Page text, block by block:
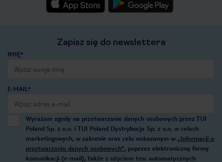
Zapisz się do newslettera
IMIĘ*
E-MAIL*
Wyrażam zgodę na przetwarzanie danych osobowych przez TUI
Poland Sp. z o.o. i TUI Poland Dystrybucja Sp. z o.o. w celach
marketingowych, w zakresie oraz celu wskazanym w „Informacji o
przetwarzaniu danych osobowych”, poprzez elektroniczną formę
komunikacji (e-mail), także z użyciem tzw. automatycznych